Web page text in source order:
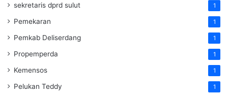
sekretaris dprd sulut 1
Pemekaran 1
Pemkab Deliserdang 1
Propemperda 1
Kemensos 1
Pelukan Teddy 1